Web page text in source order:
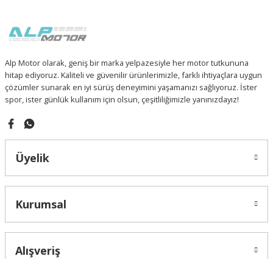
Alp Motor olarak, geniş bir marka yelpazesiyle her motor tutkununa
hitap ediyoruz. Kaliteli ve güvenilir ürünlerimizle, farklı ihtiyaçlara uygun
çözümler sunarak en iyi sürüş deneyimini yaşamanızı sağlıyoruz. İster
spor, ister günlük kullanım için olsun, çeşitliliğimizle yanınızdayız!
Üyelik
Kurumsal
Alışveriş